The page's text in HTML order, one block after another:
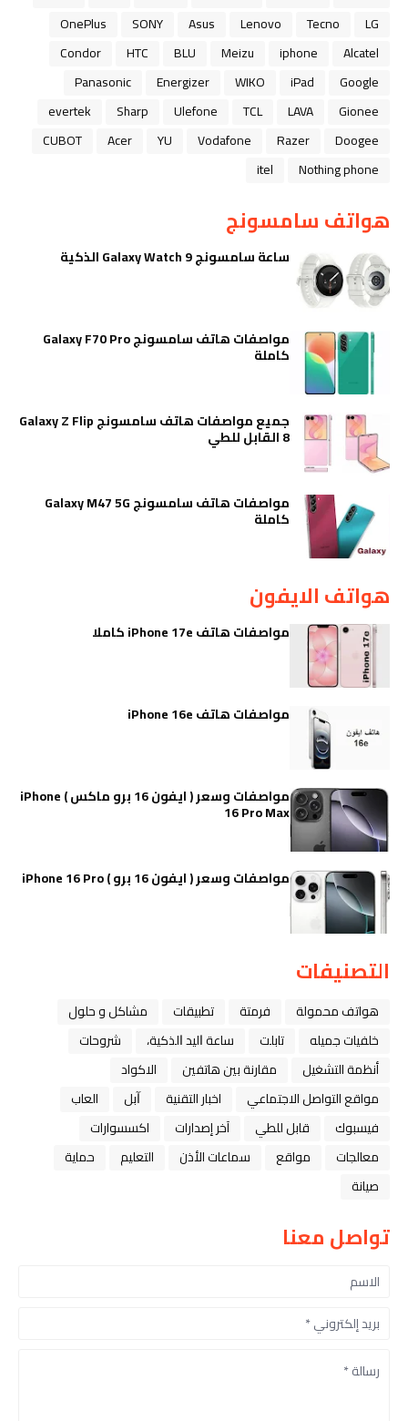
LG
Tecno
Lenovo
Asus
SONY
OnePlus
Alcatel
iphone
Meizu
BLU
HTC
Condor
Google
iPad
WIKO
Energizer
Panasonic
Gionee
LAVA
TCL
Ulefone
Sharp
evertek
Doogee
Razer
Vodafone
YU
Acer
CUBOT
Nothing phone
itel
هواتف سامسونج
ساعة سامسونج Galaxy Watch 9 الذكية
مواصفات هاتف سامسونج Galaxy F70 Pro
كاملة
جميع مواصفات هاتف سامسونج Galaxy Z Flip
8 القابل للطي
مواصفات هاتف سامسونج Galaxy M47 5G
كاملة
هواتف الايفون
مواصفات هاتف iPhone 17e كاملا
مواصفات هاتف iPhone 16e
مواصفات وسعر ( ايفون 16 برو ماكس ) iPhone
16 Pro Max
مواصفات وسعر ( ايفون 16 برو ) iPhone 16 Pro
التصنيفات
هواتف محمولة فرمتة تطبيقات
مشاكل و حلول
خلفيات جميله
تابلت ﺳﺎﻋﺔ ﺍﻟﻴﺪ ﺍﻟﺬﻛﻴﺔ،
شروحات
أنظمة التشغيل
مقارنة بين هاتفين
الاكواد
مواقع التواصل الاجتماعي
اخبار التقنية ﺁﺑﻞ
العاب
فيسبوك
قابل للطي آخر إصدارات
اكسسوارات
معالجات
مواقع سماعات الأذن التعليم
حماية
صيانة
تواصل معنا